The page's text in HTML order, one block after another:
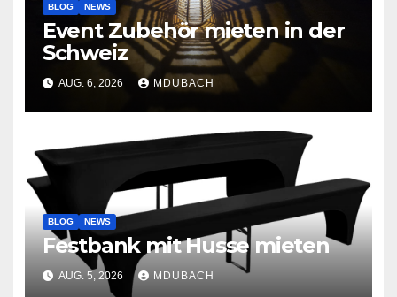
BLOG NEWS
Event Zubehör mieten in der
Schweiz
AUG. 6, 2026 MDUBACH
BLOG NEWS
Festbank mit Husse mieten
AUG. 5, 2026 MDUBACH